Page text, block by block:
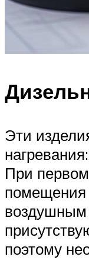
Эти
При
помещения
воздушным
поэтому